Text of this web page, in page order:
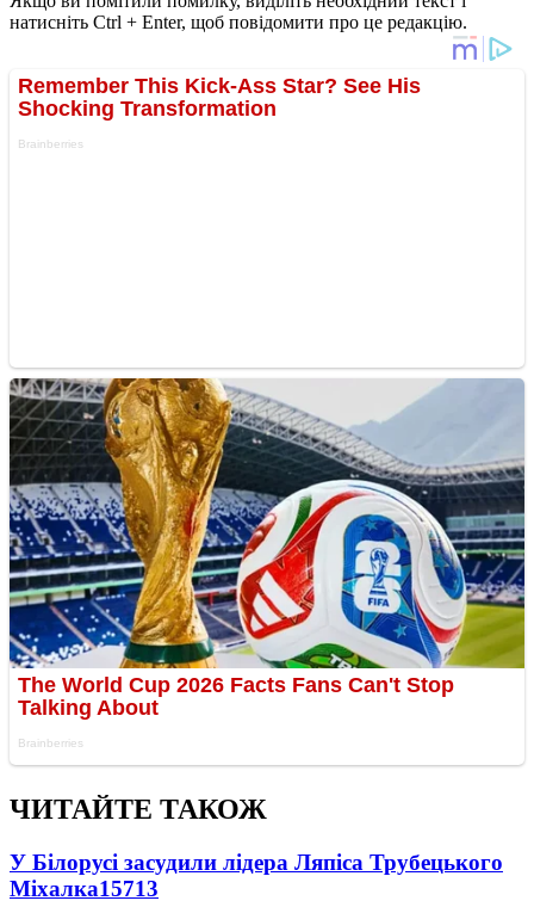
натисніть Ctrl + Enter, щоб повідомити про це редакцію.
ЧИТАЙТЕ ТАКОЖ
У Білорусі засудили лідера Ляпіса Трубецького
Міхалка15713